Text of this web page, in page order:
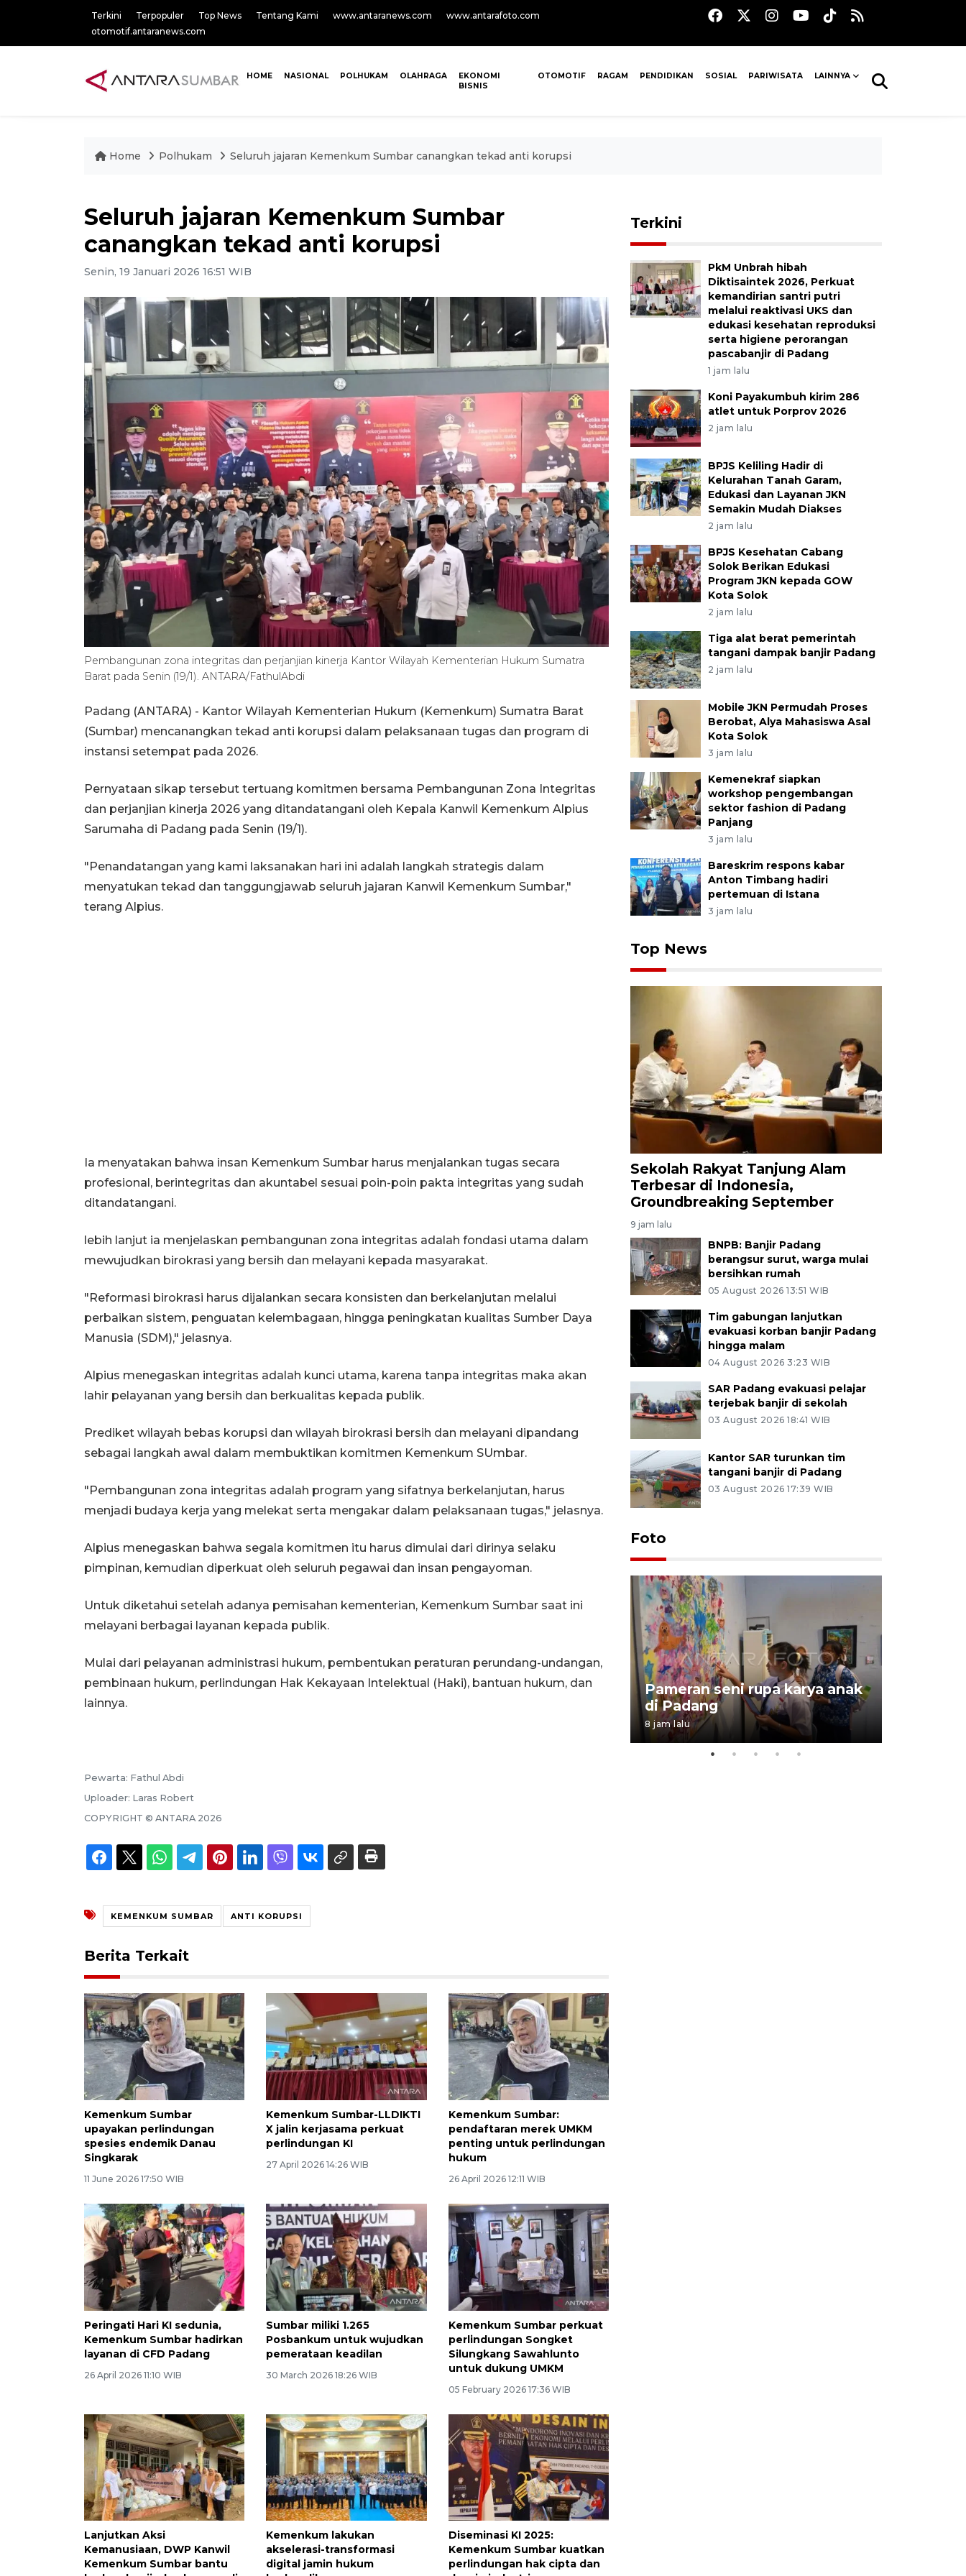
Terkini Terpopuler Top News Tentang Kami www.antaranews.com
www.antarafoto.com
otomotif.antaranews.com
HOME NASIONAL POLHUKAM OLAHRAGA
EKONOMI
BISNIS
OTOMOTIF RAGAM PENDIDIKAN SOSIAL PARIWISATA LAINNYA
Home Polhukam Seluruh jajaran Kemenkum Sumbar canangkan tekad anti korupsi
Seluruh jajaran Kemenkum Sumbar
canangkan tekad anti korupsi
Senin, 19 Januari 2026 16:51 WIB
Pembangunan zona integritas dan perjanjian kinerja Kantor Wilayah Kementerian Hukum Sumatra
Barat pada Senin (19/1). ANTARA/FathulAbdi
Padang (ANTARA) - Kantor Wilayah Kementerian Hukum (Kemenkum) Sumatra Barat
(Sumbar) mencanangkan tekad anti korupsi dalam pelaksanaan tugas dan program di
instansi setempat pada 2026.
Pernyataan sikap tersebut tertuang komitmen bersama Pembangunan Zona Integritas
dan perjanjian kinerja 2026 yang ditandatangani oleh Kepala Kanwil Kemenkum Alpius
Sarumaha di Padang pada Senin (19/1).
"Penandatangan yang kami laksanakan hari ini adalah langkah strategis dalam
menyatukan tekad dan tanggungjawab seluruh jajaran Kanwil Kemenkum Sumbar,"
terang Alpius.
Ia menyatakan bahwa insan Kemenkum Sumbar harus menjalankan tugas secara
profesional, berintegritas dan akuntabel sesuai poin-poin pakta integritas yang sudah
ditandatangani.
lebih lanjut ia menjelaskan pembangunan zona integritas adalah fondasi utama dalam
mewujudkan birokrasi yang bersih dan melayani kepada masyarakat.
"Reformasi birokrasi harus dijalankan secara konsisten dan berkelanjutan melalui
perbaikan sistem, penguatan kelembagaan, hingga peningkatan kualitas Sumber Daya
Manusia (SDM)," jelasnya.
Alpius menegaskan integritas adalah kunci utama, karena tanpa integritas maka akan
lahir pelayanan yang bersih dan berkualitas kepada publik.
Prediket wilayah bebas korupsi dan wilayah birokrasi bersih dan melayani dipandang
sebagai langkah awal dalam membuktikan komitmen Kemenkum SUmbar.
"Pembangunan zona integritas adalah program yang sifatnya berkelanjutan, harus
menjadi budaya kerja yang melekat serta mengakar dalam pelaksanaan tugas," jelasnya.
Alpius menegaskan bahwa segala komitmen itu harus dimulai dari dirinya selaku
pimpinan, kemudian diperkuat oleh seluruh pegawai dan insan pengayoman.
Untuk diketahui setelah adanya pemisahan kementerian, Kemenkum Sumbar saat ini
melayani berbagai layanan kepada publik.
Mulai dari pelayanan administrasi hukum, pembentukan peraturan perundang-undangan,
pembinaan hukum, perlindungan Hak Kekayaan Intelektual (Haki), bantuan hukum, dan
lainnya.
Pewarta: Fathul Abdi
Uploader: Laras Robert
COPYRIGHT © ANTARA 2026
KEMENKUM SUMBAR ANTI KORUPSI
Berita Terkait
Kemenkum Sumbar
upayakan perlindungan
spesies endemik Danau
Singkarak
11 June 2026 17:50 WIB
Kemenkum Sumbar-LLDIKTI
X jalin kerjasama perkuat
perlindungan KI
27 April 2026 14:26 WIB
Kemenkum Sumbar:
pendaftaran merek UMKM
penting untuk perlindungan
hukum
26 April 2026 12:11 WIB
Peringati Hari KI sedunia,
Kemenkum Sumbar hadirkan
layanan di CFD Padang
26 April 2026 11:10 WIB
Sumbar miliki 1.265
Posbankum untuk wujudkan
pemerataan keadilan
30 March 2026 18:26 WIB
Kemenkum Sumbar perkuat
perlindungan Songket
Silungkang Sawahlunto
untuk dukung UMKM
05 February 2026 17:36 WIB
Lanjutkan Aksi
Kemanusiaan, DWP Kanwil
Kemenkum Sumbar bantu
Kemenkum lakukan
akselerasi-transformasi
digital jamin hukum
Diseminasi KI 2025:
Kemenkum Sumbar kuatkan
perlindungan hak cipta dan
Terkini
PkM Unbrah hibah
Diktisaintek 2026, Perkuat
kemandirian santri putri
melalui reaktivasi UKS dan
edukasi kesehatan reproduksi
serta higiene perorangan
pascabanjir di Padang
1 jam lalu
Koni Payakumbuh kirim 286
atlet untuk Porprov 2026
2 jam lalu
BPJS Keliling Hadir di
Kelurahan Tanah Garam,
Edukasi dan Layanan JKN
Semakin Mudah Diakses
2 jam lalu
BPJS Kesehatan Cabang
Solok Berikan Edukasi
Program JKN kepada GOW
Kota Solok
2 jam lalu
Tiga alat berat pemerintah
tangani dampak banjir Padang
2 jam lalu
Mobile JKN Permudah Proses
Berobat, Alya Mahasiswa Asal
Kota Solok
3 jam lalu
Kemenekraf siapkan
workshop pengembangan
sektor fashion di Padang
Panjang
3 jam lalu
Bareskrim respons kabar
Anton Timbang hadiri
pertemuan di Istana
3 jam lalu
Top News
Sekolah Rakyat Tanjung Alam
Terbesar di Indonesia,
Groundbreaking September
9 jam lalu
BNPB: Banjir Padang
berangsur surut, warga mulai
bersihkan rumah
05 August 2026 13:51 WIB
Tim gabungan lanjutkan
evakuasi korban banjir Padang
hingga malam
04 August 2026 3:23 WIB
SAR Padang evakuasi pelajar
terjebak banjir di sekolah
03 August 2026 18:41 WIB
Kantor SAR turunkan tim
tangani banjir di Padang
03 August 2026 17:39 WIB
Foto
Penyelesaian pembentukan
Kopdes Merah Putih di
Pameran seni rupa karya anak
di Padang
8 jam lalu